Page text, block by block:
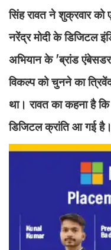
सिंह रावत ने शुक्रवार
नरेंद्र मोदी के डिजिटल
अभियान के 'ब्रांड
विकल्प को चुनने का
था। रावत का कहना है
डिजिटल क्रांति आ गई है।